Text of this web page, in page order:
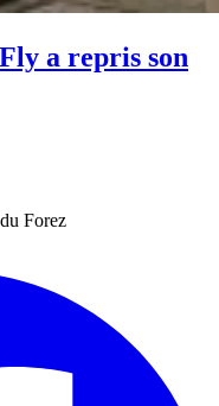
a repris son
Forez